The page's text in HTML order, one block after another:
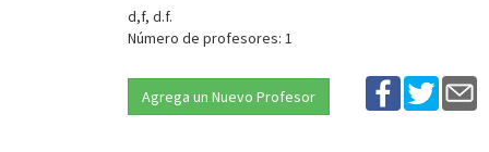
d,f, d.f.
Número de profesores: 1
Agrega un Nuevo Profesor